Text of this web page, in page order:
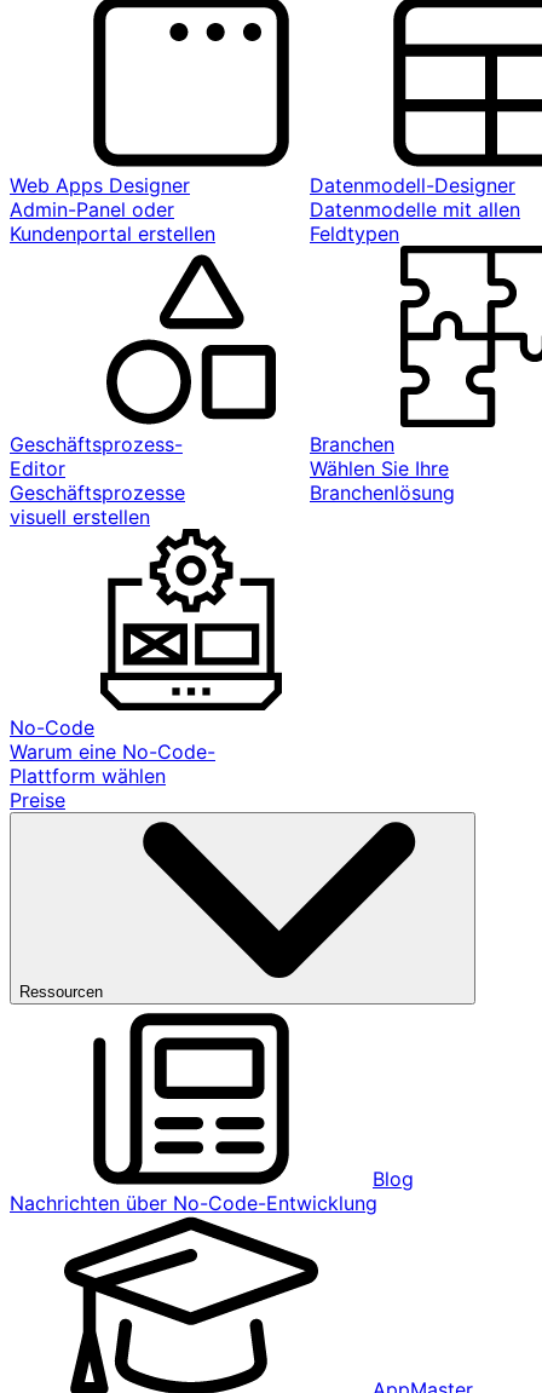
Web Apps Designer
Admin-Panel oder
Kundenportal erstellen
Datenmodell-Designer
Datenmodelle mit allen
Feldtypen
Geschäftsprozess-
Editor
Geschäftsprozesse
visuell erstellen
Branchen
Wählen Sie Ihre
Branchenlösung
No-Code
Warum eine No-Code-
Plattform wählen
Preise
Ressourcen
Blog
Nachrichten über No-Code-Entwicklung